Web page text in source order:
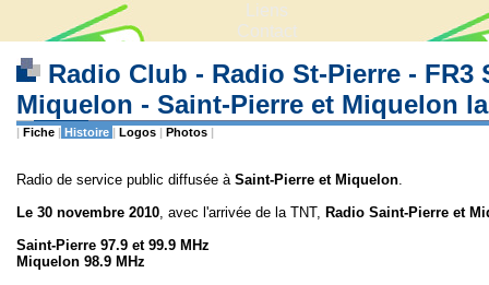
Liens
Contact
Radio Club - Radio St-Pierre -
Miquelon - Saint-Pierre et Miquelon
| Fiche | Histoire | Logos | Photos |
Radio de service public diffusée à Saint-Pierre et Miquelon.
Le 30 novembre 2010, avec l'arrivée de la TNT, Radio Saint-Pierre et
Saint-Pierre 97.9 et 99.9 MHz
Miquelon 98.9 MHz